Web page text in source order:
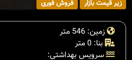
زیر قیمت بازار فروش فوری
زمین: 546 متر
بنا: 0 متر
سرویس بهداشتی: